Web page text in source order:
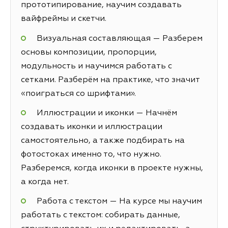
прототипирование, научим создавать
вайфреймы и скетчи.
Визуальная составляющая — Разберем
основы композиции, пропорции,
модульность и научимся работать с
сетками. Разберём на практике, что значит
«поиграться со шрифтами».
Иллюстрации и иконки — Начнём
создавать иконки и иллюстрации
самостоятельно, а также подбирать на
фотостоках именно то, что нужно.
Разберемся, когда иконки в проекте нужны,
а когда нет.
Работа с текстом — На курсе мы научим
работать с текстом: собирать данные,